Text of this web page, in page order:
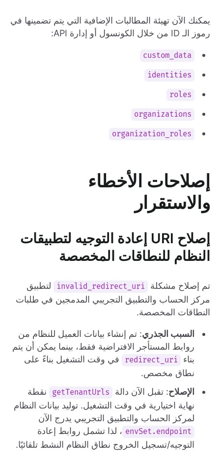
يمكنك الآن تهيئة المطالبات الإضافية التي يتم تضمينها في
رموز الـ ID من خلال الكونسول أو إدارة API:
custom_data
identities
roles
organizations
organization_roles
إصلاحات الأخطاء
والاستقرار
إصلاح URI إعادة التوجيه لتطبيقات
النظام للنطاقات المخصصة
تم إصلاح مشكلة invalid_redirect_uri
لتطبيق
مركز الحساب والتطبيق التجريبي المدمجين في طلبات
النطاقات المخصصة.
السبب الجذري: تم إنشاء بيانات العميل للنظام من
روابط المستأجر الافتراضية فقط، بينما يمكن أن يتم
بناء
redirect_uri
في وقت التشغيل بناءً على
نطاق مخصص.
الإصلاح: تقبل الآن دالة getTenantUrls
نقطة
نهاية اختيارية في وقت التشغيل. توليد بيانات النظام
لمركز الحساب والتطبيق التجريبي يدرج الآن
envSet.endpoint ، لذا تشمل روابط إعادة
التوجيه/تسجيل الخروج نطاق النظام النشط تلقائيًا.